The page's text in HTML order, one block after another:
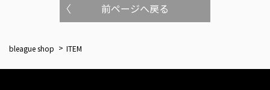
前ページへ戻る
bleague shop ITEM